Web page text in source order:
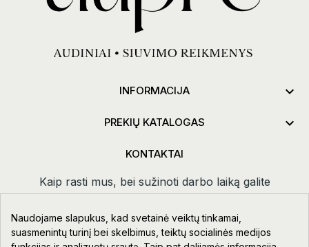
INFORMACIJA 
PREKIŲ KATALOGAS 
KONTAKTAI
Kaip rasti mus, bei sužinoti darbo laiką galite
paspauduskontaktai.
Taikos pr. 111-109, Klaipėda
Naudojame slapukus, kad svetainė veiktų tinkamai,
suasmenintų turinį bei skelbimus, teiktų socialinės medijos